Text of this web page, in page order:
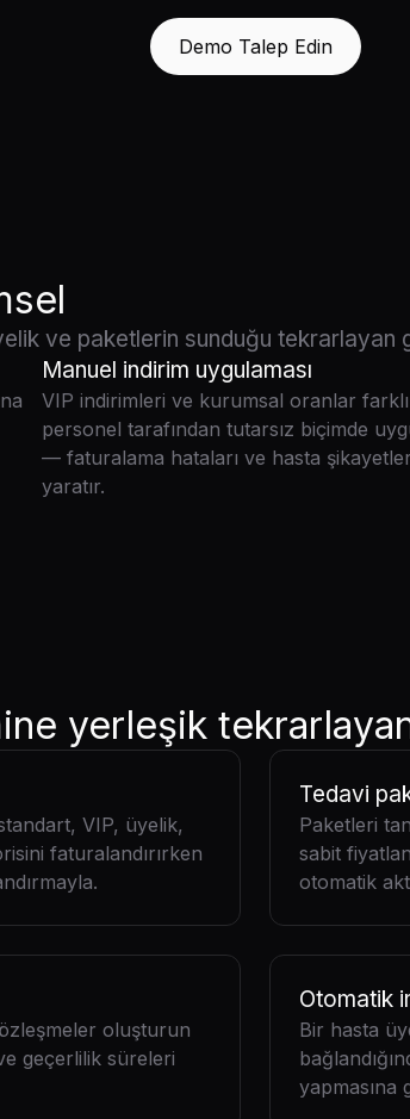
Demo Talep Edin
ve paketlerin sunduğu tekrarlayan
Manuel indirim uygulaması
VIP indirimleri ve kurumsal oranlar farklı
personel tarafından tutarsız biçimde
— faturalama hataları ve hasta
yaratır.
yerleşik
VIP, üyelik,
faturalandırırken
Tedavi
Paketleri
sabit
otomatik
oluşturun
geçerlilik süreleri
Otomatik
Bir hasta
yapmasına